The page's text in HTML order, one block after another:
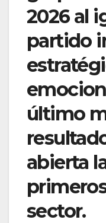
2026 al
partido
último
abierta
sector.